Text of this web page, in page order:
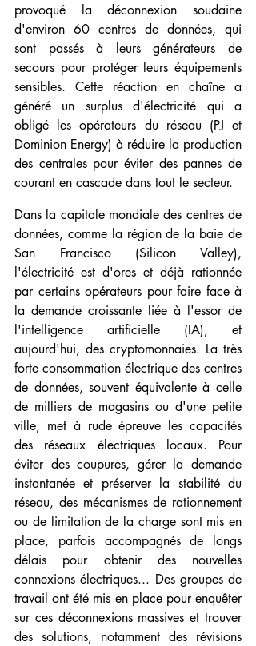
provoqué la déconnexion soudaine
d'environ 60 centres de données, qui
sont passés à leurs générateurs de
secours pour protéger leurs équipements
sensibles. Cette réaction en chaîne a
généré un surplus d'électricité qui a
obligé les opérateurs du réseau (PJ et
Dominion Energy) à réduire la production
des centrales pour éviter des pannes de
courant en cascade dans tout le secteur.
Dans la capitale mondiale des centres de
données, comme la région de la baie de
San Francisco (Silicon Valley),
l'électricité est d'ores et déjà rationnée
par certains opérateurs pour faire face à
la demande croissante liée à l'essor de
l'intelligence artificielle (IA), et
aujourd'hui, des cryptomonnaies. La très
forte consommation électrique des centres
de données, souvent équivalente à celle
de milliers de magasins ou d'une petite
ville, met à rude épreuve les capacités
des réseaux électriques locaux. Pour
éviter des coupures, gérer la demande
instantanée et préserver la stabilité du
réseau, des mécanismes de rationnement
ou de limitation de la charge sont mis en
place, parfois accompagnés de longs
délais pour obtenir des nouvelles
connexions électriques... Des groupes de
travail ont été mis en place pour enquêter
sur ces déconnexions massives et trouver
des solutions, notamment des révisions